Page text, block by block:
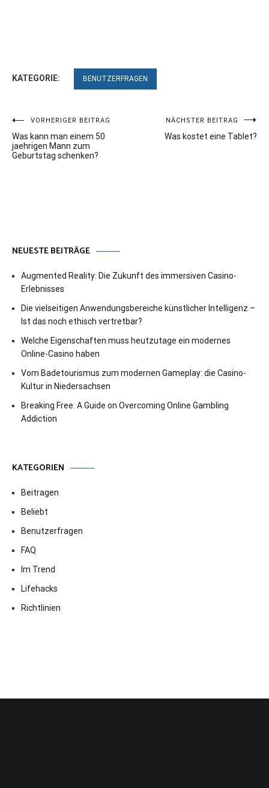
KATEGORIE: BENUTZERFRAGEN
Beitragsnavigation
VORHERIGER BEITRAG
Was kann man einem 50
jaehrigen Mann zum
Geburtstag schenken?
NÄCHSTER BEITRAG
Was kostet eine Tablet?
NEUESTE BEITRÄGE
Augmented Reality: Die Zukunft des immersiven Casino-
Erlebnisses
Die vielseitigen Anwendungsbereiche künstlicher Intelligenz –
Ist das noch ethisch vertretbar?
Welche Eigenschaften muss heutzutage ein modernes
Online-Casino haben
Vom Badetourismus zum modernen Gameplay: die Casino-
Kultur in Niedersachsen
Breaking Free: A Guide on Overcoming Online Gambling
Addiction
KATEGORIEN
Beitragen
Beliebt
Benutzerfragen
FAQ
Im Trend
Lifehacks
Richtlinien